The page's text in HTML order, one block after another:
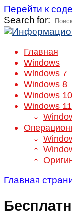
Перейти к
Search for:
Главная
Windows
Windows 7
Windows 8
Windows 10
Windows 11
Главная